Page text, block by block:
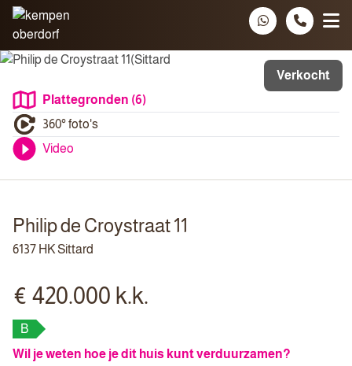
Spring naar inhoud
Verkocht
Plattegronden (6)
360° foto's
Video
Philip de Croystraat 11
6137 HK Sittard
€ 420.000 k.k.
B
Wil je weten hoe je dit huis kunt verduurzamen?